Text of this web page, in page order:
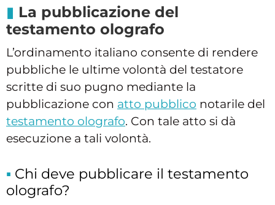
La pubblicazione del
testamento olografo
L’ordinamento italiano consente di rendere
pubbliche le ultime volontà del testatore
scritte di suo pugno mediante la
pubblicazione con atto pubblico notarile del
testamento olografo. Con tale atto si dà
esecuzione a tali volontà.
Chi deve pubblicare il testamento
olografo?